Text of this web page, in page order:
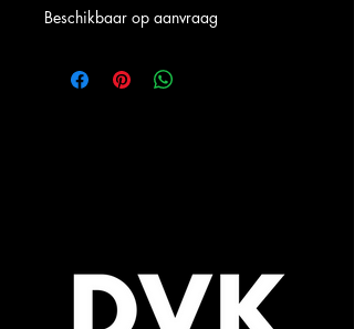
Beschikbaar op aanvraag